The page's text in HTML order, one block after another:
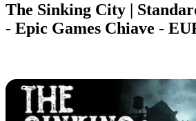
The Sinking City |
- Epic Games Chiave -